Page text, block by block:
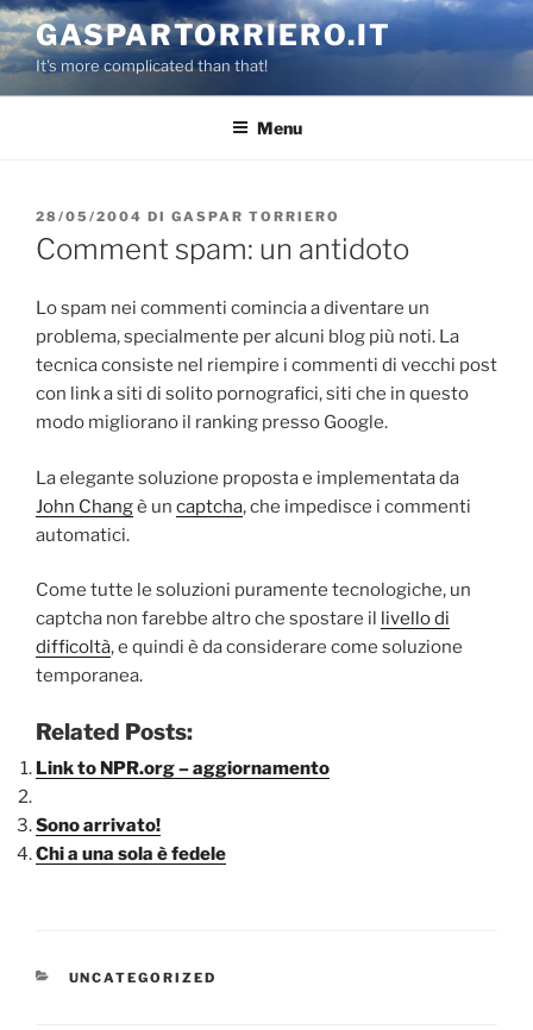
Salta
al
contenuto
GASPARTORRIERO.IT
It's more complicated than that!
Menu
PUBBLICATO
IL
28/05/2004 DI GASPAR TORRIERO
Comment spam: un antidoto
Lo spam nei commenti comincia a diventare un
problema, specialmente per alcuni blog più noti. La
tecnica consiste nel riempire i commenti di vecchi post
con link a siti di solito pornografici, siti che in questo
modo migliorano il ranking presso Google.
La elegante soluzione proposta e implementata da
John Changè un captcha, che impedisce i commenti
automatici.
Come tutte le soluzioni puramente tecnologiche, un
captcha non farebbe altro che spostare il livello di
difficoltà, e quindi è da considerare come soluzione
temporanea.
Related Posts:
Link to NPR.org – aggiornamento
Sono arrivato!
Chi a una sola è fedele
CATEGORIE
UNCATEGORIZED